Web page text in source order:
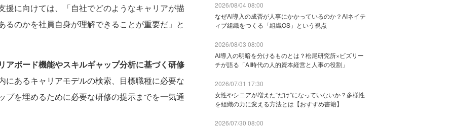
に向けては、「自社でどのようなキャリアが描
のかを社員自身が理解できることが重要だ」と
アボード機能やスキルギャップ分析に基づく研修
にあるキャリアモデルの検索、目標職種に必要な
プを埋めるために必要な研修の提示までを一気通
2026/08/04 08:00
なぜAI導入の成否が人事にかかっているのか？AIネイテ
ィブ組織をつくる「組織OS」という視点
2026/08/03 08:00
AI導入の明暗を分けるものとは？松尾研究所×ビズリー
チが語る「AI時代の人的資本経営と人事の役割」
2026/07/31 17:30
女性やシニアが増えた“だけ”になっていないか？多様性
を組織の力に変える方法とは【おすすめ書籍】
2026/07/30 08:00